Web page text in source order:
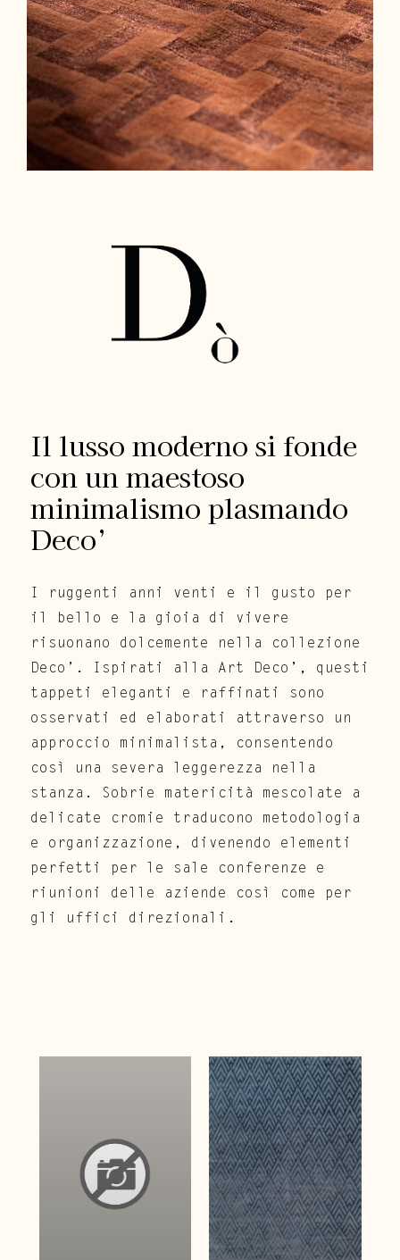
Cura e Manutenzione
Customer Service
Downloads
Area Riservata
IT | EN
Il lusso moderno si fonde
con un maestoso
minimalismo plasmando
Deco’
I ruggenti anni venti e il gusto per
il bello e la gioia di vivere
risuonano dolcemente nella collezione
Deco’. Ispirati alla Art Deco’, questi
tappeti eleganti e raffinati sono
osservati ed elaborati attraverso un
approccio minimalista, consentendo
così una severa leggerezza nella
stanza. Sobrie matericità mescolate a
delicate cromie traducono metodologia
e organizzazione, divenendo elementi
perfetti per le sale conferenze e
riunioni delle aziende così come per
gli uffici direzionali.